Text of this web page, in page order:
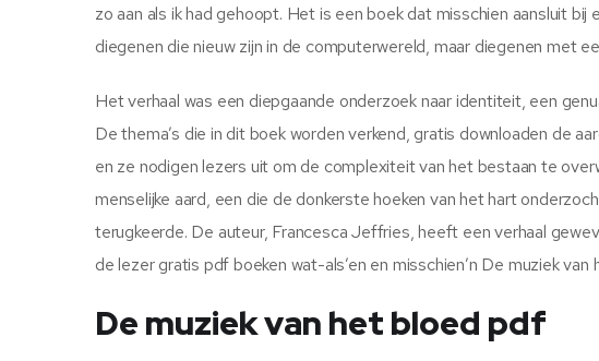
zo aan als ik had gehoopt. Het is een boek dat misschien aansluit
diegenen die nieuw zijn in de computerwereld, maar diegenen met
Het verhaal was een diepgaande onderzoek naar identiteit, een
De thema’s die in dit boek worden verkend, gratis downloaden de
en ze nodigen lezers uit om de complexiteit van het bestaan te
menselijke aard, een die de donkerste hoeken van het hart
terugkeerde. De auteur, Francesca Jeffries, heeft een verhaal
de lezer gratis pdf boeken wat-als’en en misschien’n De muziek van
De muziek van het bloed pdf